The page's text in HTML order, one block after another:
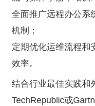
全面推广远程办公系
机制；
定期优化运维流程和
效率。
结合行业最佳实践和
TechRepublic或